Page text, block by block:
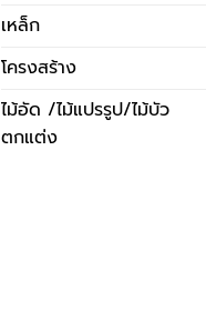
เหล็ก
โครงสร้าง
ไม้อัด /ไม้แปรรูป/ไม้บัว
ตกแต่ง